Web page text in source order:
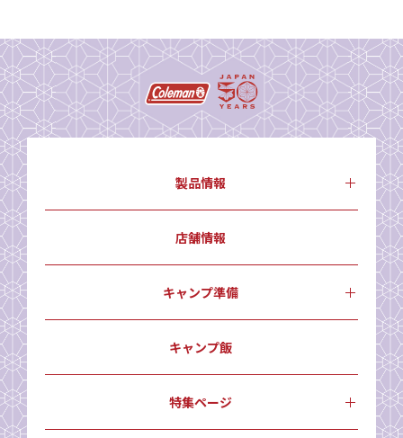
製品情報
店舗情報
キャンプ準備
キャンプ飯
特集ページ